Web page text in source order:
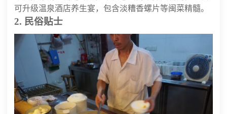
可升级温泉酒店养生宴，包含淡糟香螺片等闽菜精髓。
2. 民俗贴士